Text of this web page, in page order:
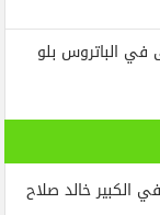
الباتروس بلو
الكبير خالد صلاح